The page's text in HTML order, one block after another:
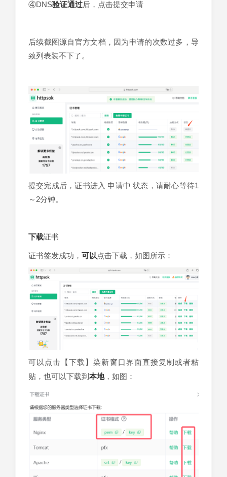
④DNS验证通过后，点击提交申请
后续截图源自官方文档，因为申请的次数过多，导
致列表装不下了。
提交完成后，证书进入 申请中 状态，请耐心等待1
～2分钟。
下载证书
证书签发成功， 可以点击下载，如图所示：
可以点击【下载】染新窗口界面直接复制或者粘
贴，也可以下载到 本地，如图：